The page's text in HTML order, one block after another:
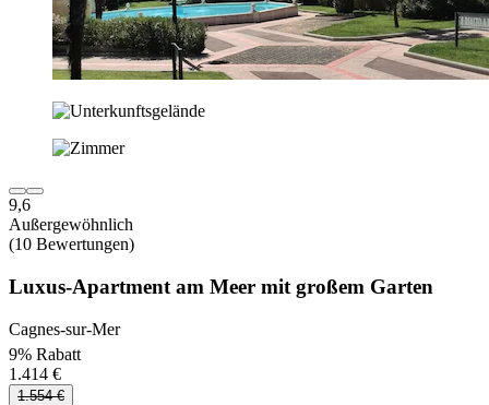
9,6
Außergewöhnlich
(10 Bewertungen)
Luxus-Apartment am Meer mit großem Garten
Cagnes-sur-Mer
9% Rabatt
1.414 €
1.554 €